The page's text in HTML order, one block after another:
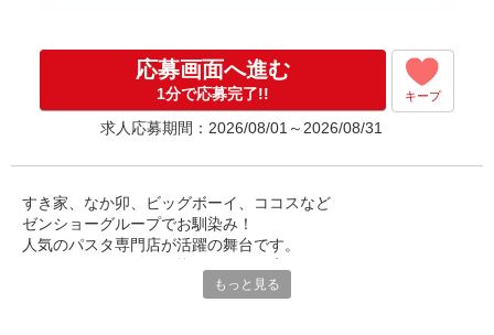
土日・祝は時給＋50円
応募画面へ進む
1分で応募完了!! キープ
求人応募期間：2026/08/01～2026/08/31
すき家、なか卯、ビッグボーイ、ココスなど
ゼンショーグループでお馴染み！
人気のパスタ専門店が活躍の舞台です。
お客様に美味しさを提供しませんか？
もっと見る